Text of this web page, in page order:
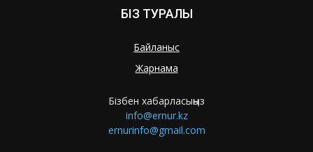
БІЗ ТУРАЛЫ
Байланыс
Жарнама
Бізбен хабарласыңыз
info@ernur.kz
ernurinfo@gmail.com